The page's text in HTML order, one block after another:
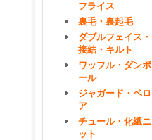
フライス
裏毛・裏起毛
ダブルフェイス・
接結・キルト
ワッフル・ダンボ
ール
ジャガード・ベロ
ア
チュール・化繊ニ
ット